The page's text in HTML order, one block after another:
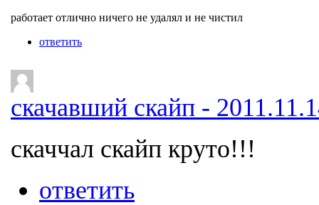
работает отлично ничего не удалял и не чистил
ответить
скачавший скайп -
скаччал скайп круто!!!
ответить